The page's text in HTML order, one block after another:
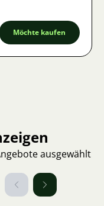
Möchte kaufen
ausgewählt